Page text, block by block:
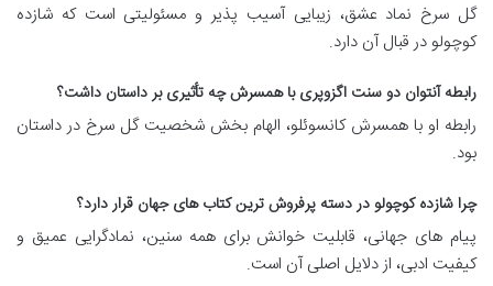
گل سرخ نماد عشق، زیبایی آسیب پذیر و مسئولیتی است که شازده
کوچولو در قبال آن دارد.
رابطه آنتوان دو سنت اگزوپری با همسرش چه تأثیری بر داستان داشت؟
رابطه او با همسرش کانسوئلو، الهام بخش شخصیت گل سرخ در داستان
بود.
چرا شازده کوچولو در دسته پرفروش ترین کتاب های جهان قرار دارد؟
پیام های جهانی، قابلیت خوانش برای همه سنین، نمادگرایی عمیق و
کیفیت ادبی، از دلایل اصلی آن است.